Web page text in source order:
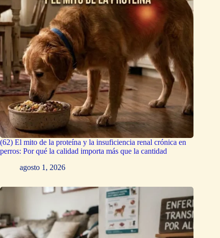
(62) El mito de la proteína y la insuficiencia renal crónica en
perros: Por qué la calidad importa más que la cantidad
agosto 1, 2026